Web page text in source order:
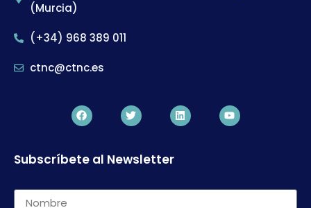
(Murcia)
(+34) 968 389 011
ctnc@ctnc.es
Subscríbete al Newsletter